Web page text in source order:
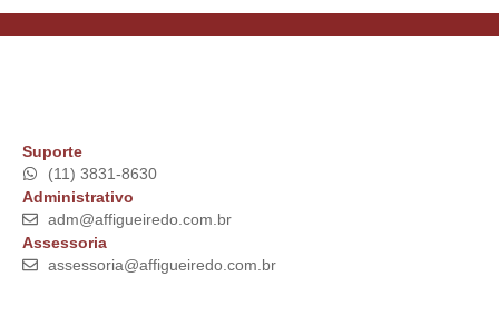
Suporte
(11) 3831-8630
Administrativo
adm@affigueiredo.com.br
Assessoria
assessoria@affigueiredo.com.br